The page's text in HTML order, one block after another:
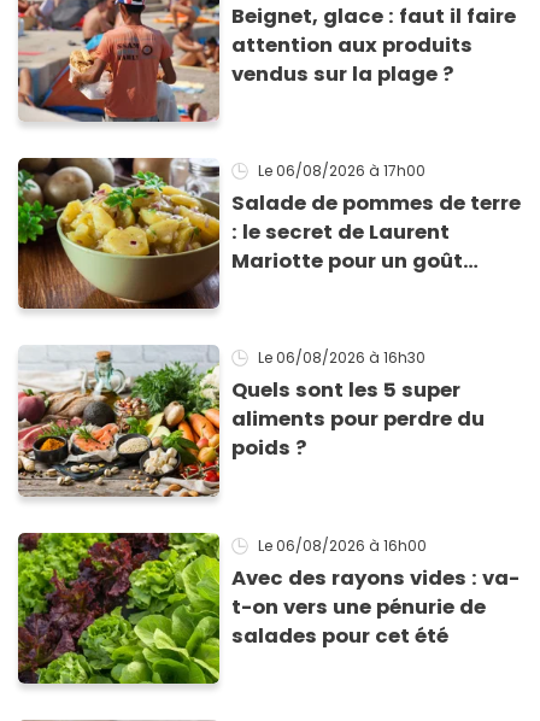
Beignet, glace : faut il faire
attention aux produits
vendus sur la plage ?
Le 06/08/2026 à 17h00
Salade de pommes de terre
: le secret de Laurent
Mariotte pour un goût
Le 06/08/2026 à 16h30
Quels sont les 5 super
aliments pour perdre du
poids ?
Le 06/08/2026 à 16h00
Avec des rayons vides : va-
t-on vers une pénurie de
salades pour cet été